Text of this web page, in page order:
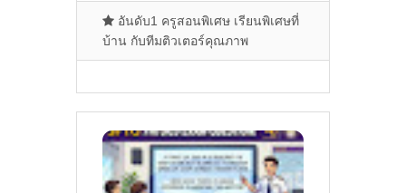
ข้อสอบที่คุณควรเน้นใน
การเตรียมตัวสอบวิชา
ฟิสิกส์ (Physics) - 25 ข้อ
อันดับ1 ครูสอนพิเศษ เรียนพิเศษที่
บ้าน กับทีมติวเตอร์คุณภาพ